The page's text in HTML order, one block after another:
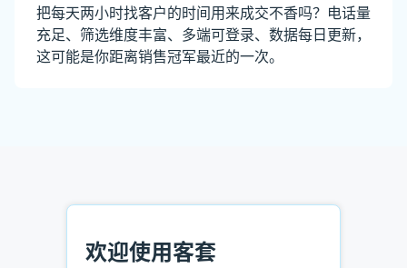
把每天两小时找客户的时间用来成交不香吗？电话量
充足、筛选维度丰富、多端可登录、数据每日更新，
这可能是你距离销售冠军最近的一次。
欢迎使用客套